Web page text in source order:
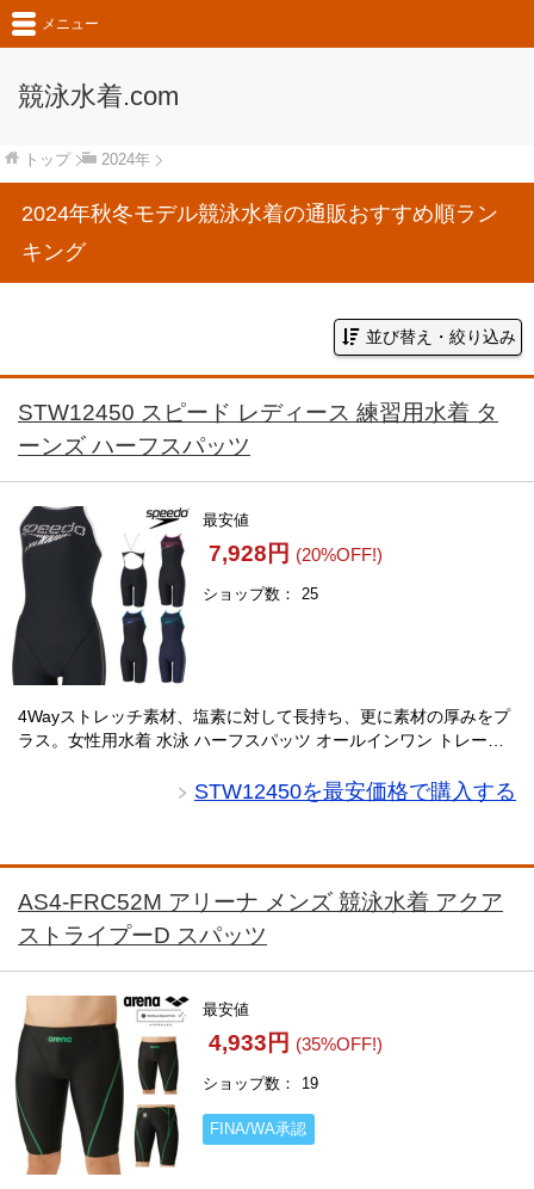
競泳水着.com
メニュー
トップ 2024年
2024年秋冬モデル競泳水着の通販おすすめ順ラン
キング
並び替え・絞り込み
STW12450 スピード レディース 練習用水着 タ
ーンズ ハーフスパッツ
最安値
7,928円 (20%OFF!)
ショップ数 25
4Wayストレッチ素材、塩素に対して長持ち、更に素材の厚みをプ
ラス。女性用水着 水泳 ハーフスパッツ オールインワン トレーニ
ゼブラスタックターンズ・・・STW12450を最安価格で購入する
AS4-FRC52M アリーナ メンズ 競泳水着 アクア
ストライプーD スパッツ
最安値
4,933円 (35%OFF!)
ショップ数 19
FINA/WA承認